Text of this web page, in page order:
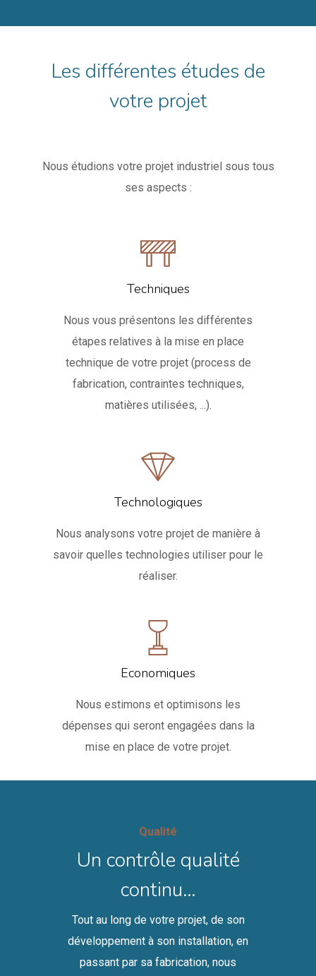
Les différentes études de
votre projet
Nous étudions votre projet industriel sous tous
ses aspects :
Techniques
Nous vous présentons les différentes
étapes relatives à la mise en place
technique de votre projet (process de
fabrication, contraintes techniques,
matières utilisées, ...).
Technologiques
Nous analysons votre projet de manière à
savoir quelles technologies utiliser pour le
réaliser.
Economiques
Nous estimons et optimisons les
dépenses qui seront engagées dans la
mise en place de votre projet.
Qualité
Un contrôle qualité
continu…
Tout au long de votre projet, de son
développement à son installation, en
passant par sa fabrication, nous